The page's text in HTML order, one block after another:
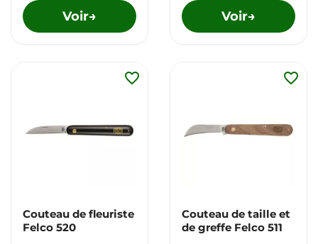
Voir→ Voir→
Couteau de fleuriste
Felco 520
favorite_border
Couteau de taille et
de greffe Felco 511
favorite_border